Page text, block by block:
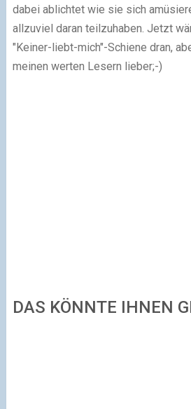
dabei ablichtet wie sie sich
allzuviel daran teilzuhaben. Jetzt
"Keiner-liebt-mich"-Schiene dran,
meinen werten Lesern lieber;-)
DAS KÖNNTE IHNEN